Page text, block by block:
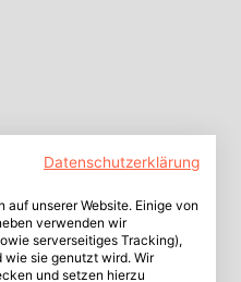
Datenschutzerklärung
unserer Website. Einige von
verwenden wir
serverseitiges Tracking),
wie sie genutzt wird. Wir
und setzen hierzu